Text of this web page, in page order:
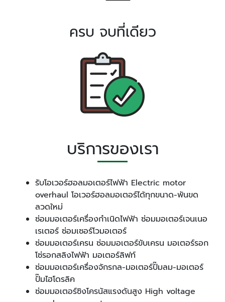
ครบ จบที่เดียว
บริการของเรา
รับโอเวอร์ฮอลมอเตอร์ไฟฟ้า Electric motor
overhaul โอเวอร์ฮอลมอเตอร์ได้ทุกขนาด-พันขด
ลวดใหม่
ซ่อมมอเตอร์เครื่องกำเนิดไฟฟ้า ซ่อมมอเตอร์เจนเนอ
เรเตอร์ ซ่อมเซอร์โวมอเตอร์
ซ่อมมอเตอร์เครน ซ่อมมอเตอร์ขับเครน มอเตอร์รอก
โซ่รอกสลิงไฟฟ้า มอเตอร์ลิฟท์
ซ่อมมอเตอร์เครื่องจักรกล-มอเตอร์ปั๊มลม-มอเตอร์
ปั๊มไฮโดรลิค
ซ่อมมอเตอร์ซิงโครนัสแรงดันสูง High voltage